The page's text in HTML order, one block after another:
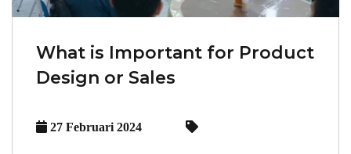
What is Important for Product
Design or Sales
27 Februari 2024